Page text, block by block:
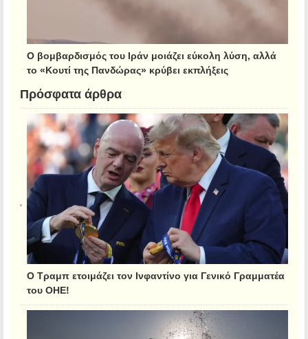
Ο βομβαρδισμός του Ιράν μοιάζει εύκολη λύση, αλλά
το «Κουτί της Πανδώρας» κρύβει εκπλήξεις
Πρόσφατα άρθρα
Ο Τραμπ ετοιμάζει τον Ινφαντίνο για Γενικό Γραμματέα
του ΟΗΕ!